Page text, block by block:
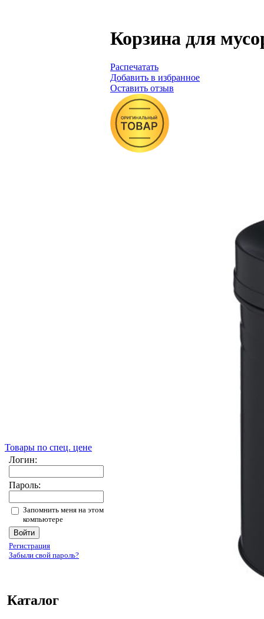
Товары по спец. цене
Логин:
Пароль:
Запомнить меня на этом
компьютере
Регистрация
Забыли свой пароль?
Каталог
Корзина для
Распечатать
Добавить в избранное
Оставить отзыв